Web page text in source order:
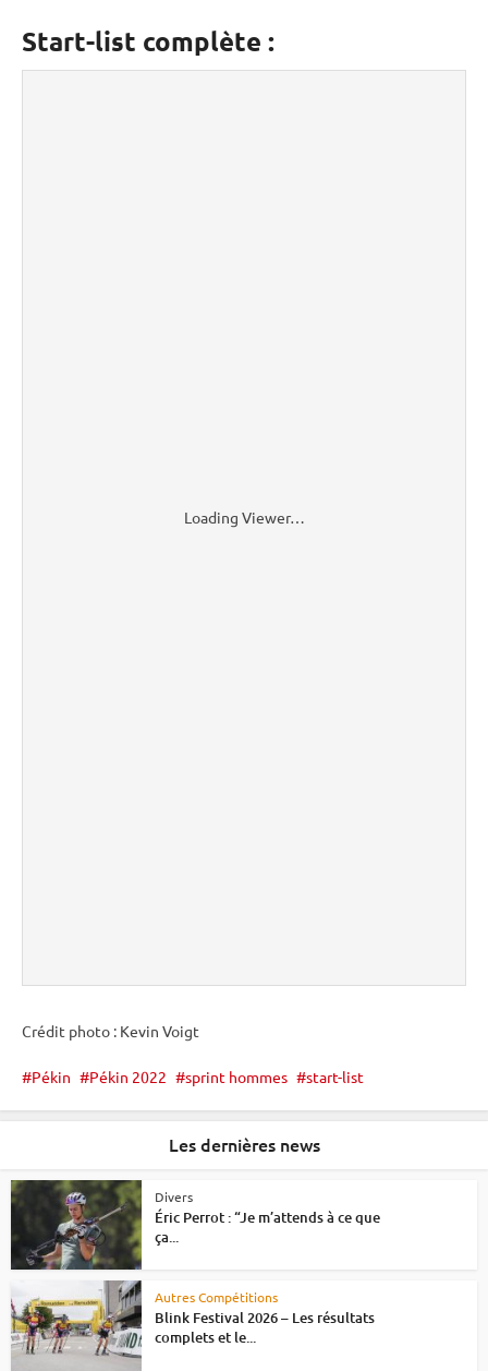
Start-list complète :
Loading Viewer…
Crédit photo : Kevin Voigt
Pékin Pékin 2022 sprint hommes start-list
Les dernières news
Divers
Éric Perrot : “Je m’attends à ce que
ça...
Autres Compétitions
Blink Festival 2026 – Les résultats
complets et le...